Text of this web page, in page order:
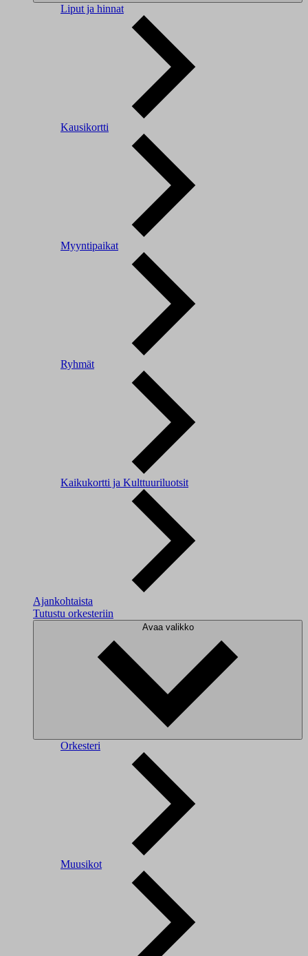
Liput ja hinnat
Kausikortti
Myyntipaikat
Ryhmät
Kaikukortti ja Kulttuuriluotsit
Ajankohtaista
Tutustu orkesteriin
Avaa valikko
Orkesteri
Muusikot